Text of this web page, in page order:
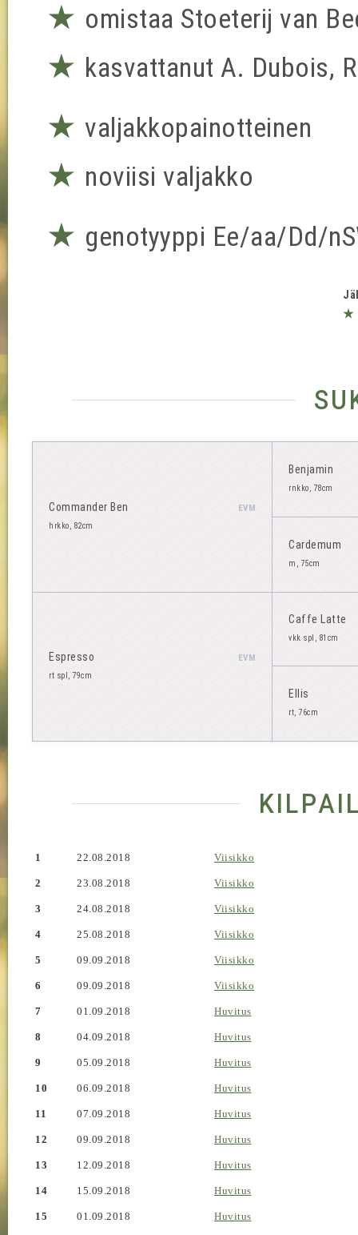
★ omistaa Stoeterij van
★ kasvattanut A. Dubois,
★ valjakkopainotteinen
★ noviisi valjakko
★ genotyyppi Ee/aa/Dd/
★
Commander Ben EVM
hrkko, 82cm
Benjamin
rnkko, 78cm
Cardemum
m, 75cm
Espresso EVM
rt spl, 79cm
Caffe Latte
vkk spl, 81cm
Ellis
rt, 76cm
1 22.08.2018 Viisikko
2 23.08.2018 Viisikko
3 24.08.2018 Viisikko
4 25.08.2018 Viisikko
5 09.09.2018 Viisikko
6 09.09.2018 Viisikko
7 01.09.2018 Huvitus
8 04.09.2018 Huvitus
9 05.09.2018 Huvitus
10 06.09.2018 Huvitus
11 07.09.2018 Huvitus
12 09.09.2018 Huvitus
13 12.09.2018 Huvitus
14 15.09.2018 Huvitus
15 01.09.2018 Huvitus